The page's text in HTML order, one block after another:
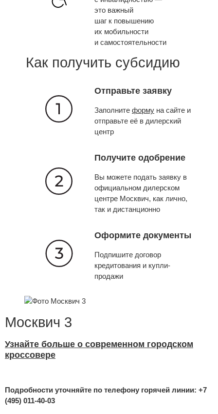
это важный
шаг к повышению
их мобильности
и самостоятельности
Как получить субсидию
Отправьте заявку
Заполните форму на сайте и
отправьте её в дилерский
центр
Получите одобрение
Вы можете подать заявку в
официальном дилерском
центре Москвич, как лично,
так и дистанционно
Оформите документы
Подпишите договор
кредитования и купли-
продажи
Москвич 3
Узнайте больше о современном городском
кроссовере
Подробности уточняйте по телефону горячей линии: +7
(495) 011-40-03